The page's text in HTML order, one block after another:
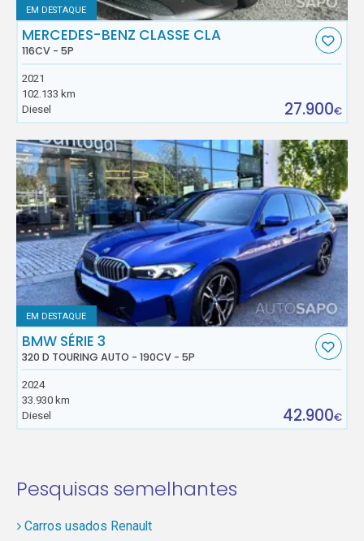
EM DESTAQUE
MERCEDES-BENZ CLASSE CLA
116CV - 5P
2021
102.133 km
Diesel
27.900€
EM DESTAQUE
BMW SÉRIE 3
320 D TOURING AUTO - 190CV - 5P
2024
33.930 km
Diesel
42.900€
Pesquisas semelhantes
Carros usados Renault